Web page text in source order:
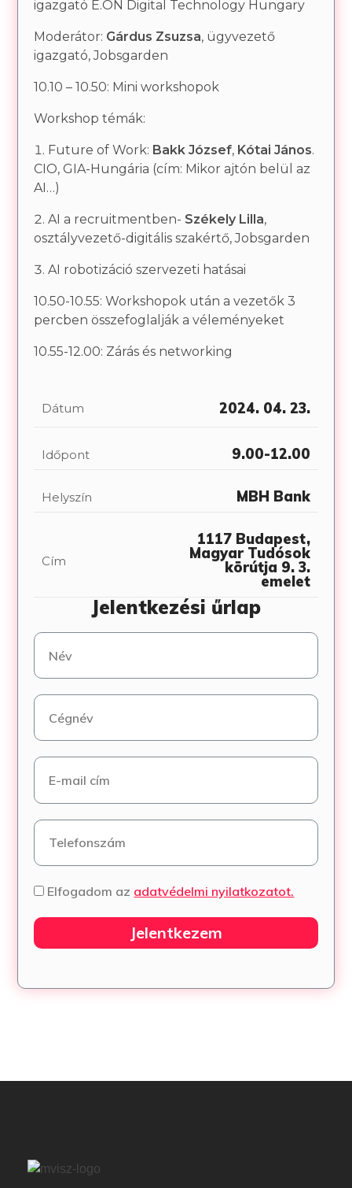
igazgató E.ON Digital Technology Hungary
Moderátor: Gárdus Zsuzsa, ügyvezető
igazgató, Jobsgarden
10.10 – 10.50: Mini workshopok
Workshop témák:
Future of Work: Bakk József, Kótai János.
CIO, GIA-Hungária (cím: Mikor ajtón belül az
AI…)
AI a recruitmentben- Székely Lilla,
osztályvezető-digitális szakértő, Jobsgarden
AI robotizáció szervezeti hatásai
10.50-10.55:Workshopok után a vezetők 3
percben összefoglalják a véleményeket
10.55-12.00: Zárás és networking
Dátum 2024. 04. 23.
Időpont 9.00-12.00
Helyszín MBH Bank
Cím
1117 Budapest,
Magyar Tudósok
körútja 9. 3.
emelet
Jelentkezési űrlap
Elfogadom az adatvédelmi nyilatkozatot.
Jelentkezem